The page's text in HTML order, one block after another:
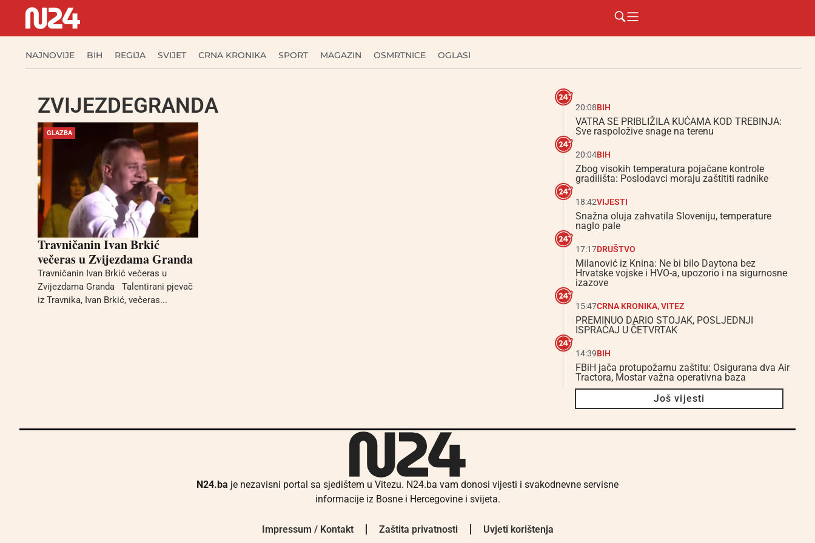
NAJNOVIJE BIH REGIJA SVIJET CRNA KRONIKA SPORT MAGAZIN OSMRTNICE OGLASI
ZVIJEZDEGRANDA
GLAZBA
Travničanin Ivan Brkić
večeras u Zvijezdama Granda
Travničanin Ivan Brkić večeras u
Zvijezdama Granda Talentirani pjevač
iz Travnika, Ivan Brkić, večeras...
20:08BIH
VATRA SE PRIBLIŽILA KUĆAMA KOD TREBINJA:
Sve raspoložive snage na terenu
20:04BIH
Zbog visokih temperatura pojačane kontrole
gradilišta: Poslodavci moraju zaštititi radnike
18:42VIJESTI
Snažna oluja zahvatila Sloveniju, temperature
naglo pale
17:17DRUŠTVO
Milanović iz Knina: Ne bi bilo Daytona bez
Hrvatske vojske i HVO-a, upozorio i na sigurnosne
izazove
15:47CRNA KRONIKA,VITEZ
PREMINUO DARIO STOJAK, POSLJEDNJI
ISPRAĆAJ U ČETVRTAK
14:39BIH
FBiH jača protupožarnu zaštitu: Osigurana dva Air
Tractora, Mostar važna operativna baza
Još vijesti
N24.ba je nezavisni portal sa sjedištem u Vitezu. N24.ba vam donosi vijesti i svakodnevne servisne
informacije iz Bosne i Hercegovine i svijeta.
Impressum / Kontakt Zaštita privatnosti Uvjeti korištenja